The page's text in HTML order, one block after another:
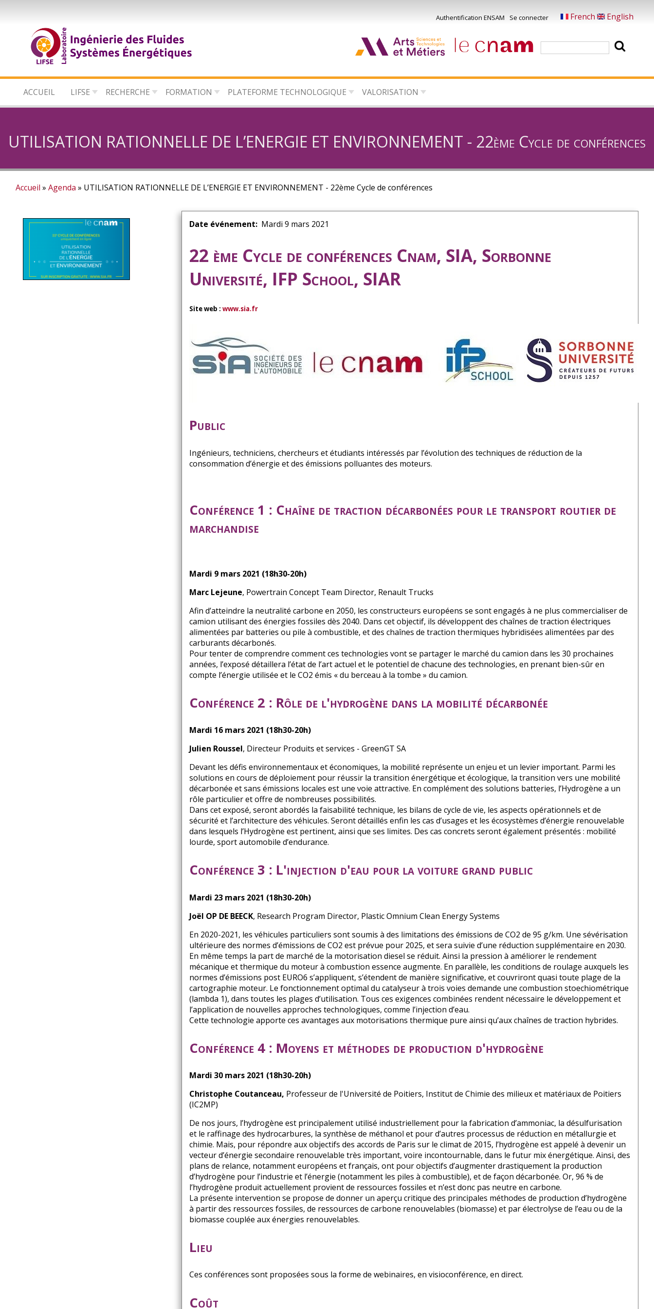
du
compte
Authentification ENSAM Se connecter French English
ACCUEIL LIFSE RECHERCHE FORMATION PLATEFORME TECHNOLOGIQUE VALORISATION
UTILISATION RATIONNELLE DE L’ENERGIE ET ENVIRONNEMENT - 22ème Cycle de conférences
d'Ariane
Accueil Agenda UTILISATION RATIONNELLE DE L’ENERGIE ET ENVIRONNEMENT - 22ème Cycle de conférences
Date événement Mardi 9 mars 2021
22 ème Cycle de conférences Cnam, SIA, Sorbonne
Université, IFP School, SIAR
Site web :www.sia.fr
Public
Ingénieurs, techniciens, chercheurs et étudiants intéressés par l’évolution des techniques de réduction de la
consommation d’énergie et des émissions polluantes des moteurs.
Conférence 1 : Chaîne de traction décarbonées pour le transport routier de
marchandise
Mardi 9 mars 2021 (18h30-20h)
Marc Lejeune, Powertrain Concept Team Director, Renault Trucks
Afin d’atteindre la neutralité carbone en 2050, les constructeurs européens se sont engagés à ne plus commercialiser de
camion utilisant des énergies fossiles dès 2040. Dans cet objectif, ils développent des chaînes de traction électriques
alimentées par batteries ou pile à combustible, et des chaînes de traction thermiques hybridisées alimentées par des
carburants décarbonés.
Pour tenter de comprendre comment ces technologies vont se partager le marché du camion dans les 30 prochaines
années, l’exposé détaillera l’état de l’art actuel et le potentiel de chacune des technologies, en prenant bien-sûr en
compte l’énergie utilisée et le CO2 émis « du berceau à la tombe » du camion.
Conférence 2 : Rôle de l'hydrogène dans la mobilité décarbonée
Mardi 16 mars 2021 (18h30-20h)
Julien Roussel, Directeur Produits et services - GreenGT SA
Devant les défis environnementaux et économiques, la mobilité représente un enjeu et un levier important. Parmi les
solutions en cours de déploiement pour réussir la transition énergétique et écologique, la transition vers une mobilité
décarbonée et sans émissions locales est une voie attractive. En complément des solutions batteries, l’Hydrogène a un
rôle particulier et offre de nombreuses possibilités.
Dans cet exposé, seront abordés la faisabilité technique, les bilans de cycle de vie, les aspects opérationnels et de
sécurité et l’architecture des véhicules. Seront détaillés enfin les cas d’usages et les écosystèmes d’énergie renouvelable
dans lesquels l’Hydrogène est pertinent, ainsi que ses limites. Des cas concrets seront également présentés : mobilité
lourde, sport automobile d’endurance.
Conférence 3 : L'injection d'eau pour la voiture grand public
Mardi 23 mars 2021 (18h30-20h)
Joël OP DE BEECK, Research Program Director, Plastic Omnium Clean Energy Systems
En 2020-2021, les véhicules particuliers sont soumis à des limitations des émissions de CO2 de 95 g/km. Une sévérisation
ultérieure des normes d’émissions de CO2 est prévue pour 2025, et sera suivie d’une réduction supplémentaire en 2030.
En même temps la part de marché de la motorisation diesel se réduit. Ainsi la pression à améliorer le rendement
mécanique et thermique du moteur à combustion essence augmente. En parallèle, les conditions de roulage auxquels les
normes d’émissions post EURO6 s’appliquent, s’étendent de manière significative, et couvriront quasi toute plage de la
cartographie moteur. Le fonctionnement optimal du catalyseur à trois voies demande une combustion stoechiométrique
(lambda 1), dans toutes les plages d’utilisation. Tous ces exigences combinées rendent nécessaire le développement et
l’application de nouvelles approches technologiques, comme l’injection d’eau.
Cette technologie apporte ces avantages aux motorisations thermique pure ainsi qu’aux chaînes de traction hybrides.
Conférence 4 : Moyens et méthodes de production d'hydrogène
Mardi 30 mars 2021 (18h30-20h)
Christophe Coutanceau, Professeur de l'Université de Poitiers, Institut de Chimie des milieux et matériaux de Poitiers
(IC2MP)
De nos jours, l’hydrogène est principalement utilisé industriellement pour la fabrication d’ammoniac, la désulfurisation
et le raffinage des hydrocarbures, la synthèse de méthanol et pour d’autres processus de réduction en métallurgie et
chimie. Mais, pour répondre aux objectifs des accords de Paris sur le climat de 2015, l’hydrogène est appelé à devenir un
vecteur d’énergie secondaire renouvelable très important, voire incontournable, dans le futur mix énergétique. Ainsi, des
plans de relance, notamment européens et français, ont pour objectifs d’augmenter drastiquement la production
d’hydrogène pour l’industrie et l’énergie (notamment les piles à combustible), et de façon décarbonée. Or, 96 % de
l’hydrogène produit actuellement provient de ressources fossiles et n’est donc pas neutre en carbone.
La présente intervention se propose de donner un aperçu critique des principales méthodes de production d’hydrogène
à partir des ressources fossiles, de ressources de carbone renouvelables (biomasse) et par électrolyse de l’eau ou de la
biomasse couplée aux énergies renouvelables.
Lieu
Ces conférences sont proposées sous la forme de webinaires, en visioconférence, en direct.
Coût